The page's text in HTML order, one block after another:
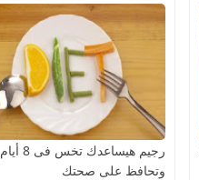
رجيم هيساعدك تخس فى 8 أيام
وتحافظ على صحتك